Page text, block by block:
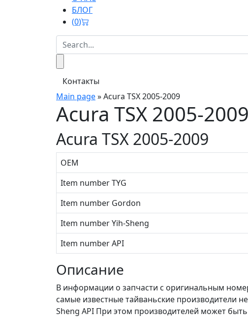
БЛОГ
(0)
Контакты
Main page»Acura TSX 2005-2009
Acura TSX 2005-2009
Acura TSX 2005-2009
OEM
Item number TYG
Item number Gordon
Item number Yih-Sheng
Item number API
Описание
В информации о запчасти с оригинальным
самые известные тайваньские производители
Sheng API При этом производителей может